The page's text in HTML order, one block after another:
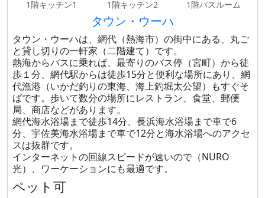
1階キッチン1 1階キッチン2 1階バスルーム
タウン・ウーハ
タウン・ウーハは、網代（熱海市）の街中にある、丸ご
と貸し切りの一軒家（二階建て）です。
熱海からバスに乗れば、最寄りのバス停（宮町）から徒
歩１分、網代駅からは徒歩15分と便利な場所にあり、網
代漁港（いかだ釣りの東海、海上釣堀太公望）もすぐそ
ばです。歩いて数分の場所にレストラン、食堂、郵便
局、商店などがあります。
網代海水浴場まで徒歩14分、長浜海水浴場まで車で6
分、宇佐美海水浴場まで車で12分と海水浴場へのアクセ
スは抜群です。
インターネットの回線スピードが速いので（NURO
光）、ワーケーションにも最適です。
ペット可